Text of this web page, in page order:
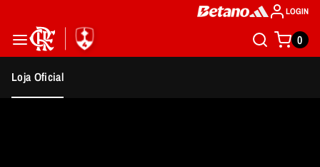
LOGIN
0
Loja Oficial